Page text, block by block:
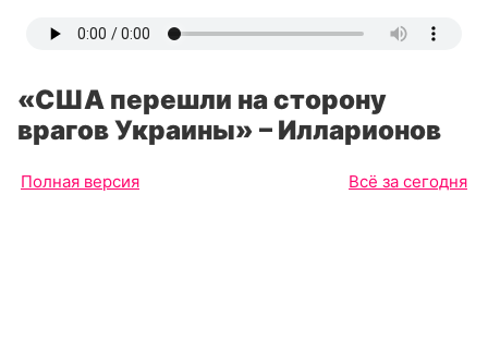
«США перешли на сторону
врагов Украины» – Илларионов
Полная версия Всё за сегодня